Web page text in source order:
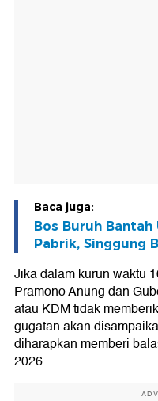
Baca juga:
Bos Buruh
Pabrik, Singgung
Jika dalam kurun waktu
Pramono Anung dan
atau KDM tidak
gugatan akan
diharapkan memberi
2026.